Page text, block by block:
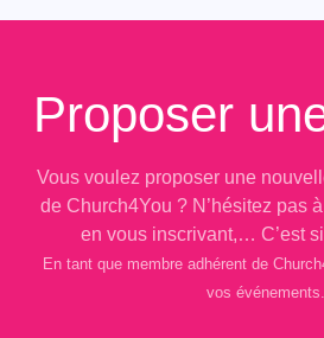
Proposer
Vous voulez proposer une
de Church4You ? N’hésitez pas
en vous inscrivant,… C’est
En tant que membre adhérent de
vos événements.